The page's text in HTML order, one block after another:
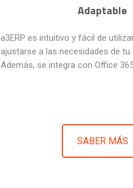
Adaptable
a3ERP es intuitivo y fácil de
ajustarse a las necesidades de tu
Además, se integra con Office
SABER MÁS